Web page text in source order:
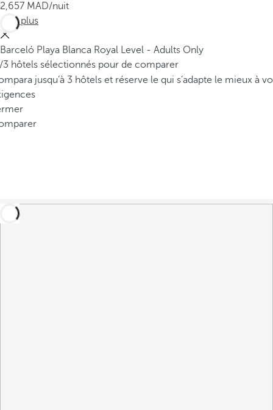
2,657
/nuit
Voir plus
Barceló Playa Blanca Royal Level - Adults Only
/3 hôtels sélectionnés pour de comparer
jusqu’à 3 hôtels et réserve le qui s’adapte le mieux à